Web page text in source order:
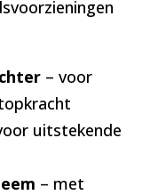
– voor
uitstekende
– met